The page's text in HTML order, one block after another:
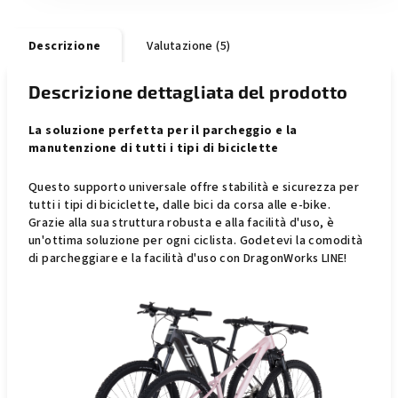
Descrizione Valutazione (5)
Descrizione dettagliata del prodotto
La soluzione perfetta per il parcheggio e la
manutenzione di tutti i tipi di biciclette
Questo supporto universale offre stabilità e sicurezza per
tutti i tipi di biciclette, dalle bici da corsa alle e-bike.
Grazie alla sua struttura robusta e alla facilità d'uso, è
un'ottima soluzione per ogni ciclista. Godetevi la comodità
di parcheggiare e la facilità d'uso con DragonWorks LINE!